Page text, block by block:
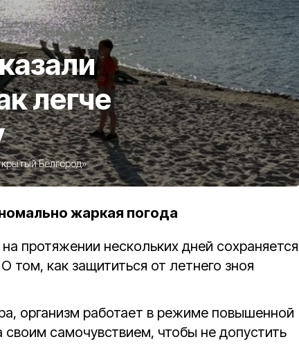
легче
Белгород»
жаркая погода
на протяжении нескольких дней сохраняется
том, как защититься от летнего зноя
организм работает в режиме повышенной
своим самочувствием, чтобы не допустить